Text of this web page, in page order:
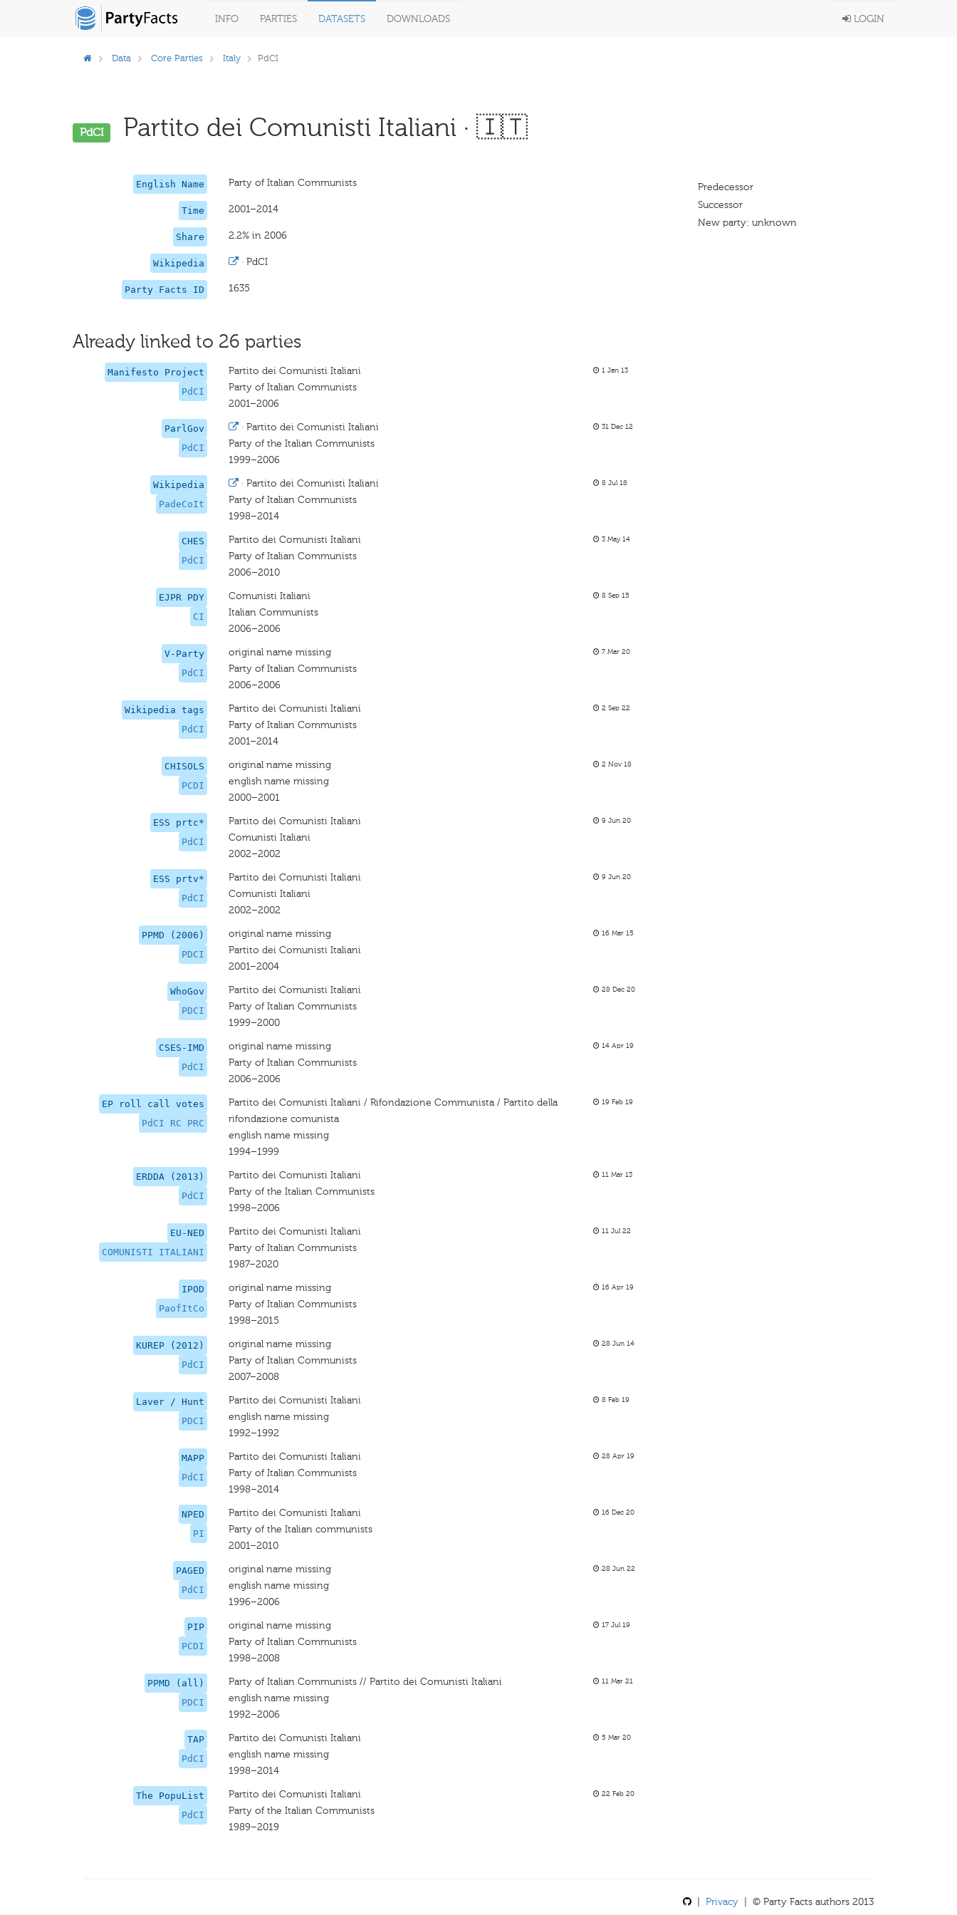
INFO PARTIES DATASETS DOWNLOADS LOGIN
Data Core Parties Italy PdCI
PdCI Partito dei Comunisti Italiani · 🇮🇹
English Name Party of Italian Communists
Time 2001–2014
Share 2.2% in 2006
Wikipedia ·PdCI
Party Facts ID 1635
Predecessor
Successor
New party: unknown
Already linked to 26 parties
Manifesto Project
PdCI
Partito dei Comunisti Italiani
Party of Italian Communists
2001–2006
1 Jan 13
ParlGov
PdCI
·Partito dei Comunisti Italiani
Party of the Italian Communists
1999–2006
31 Dec 12
Wikipedia
PadeCoIt
·Partito dei Comunisti Italiani
Party of Italian Communists
1998–2014
8 Jul 18
CHES
PdCI
Partito dei Comunisti Italiani
Party of Italian Communists
2006–2010
3 May 14
EJPR PDY
CI
Comunisti Italiani
Italian Communists
2006–2006
8 Sep 15
V-Party
PdCI
original name missing
Party of Italian Communists
2006–2006
7 Mar 20
Wikipedia tags
PdCI
Partito dei Comunisti Italiani
Party of Italian Communists
2001–2014
2 Sep 22
CHISOLS
PCDI
original name missing
english name missing
2000–2001
2 Nov 18
ESS prtc*
PdCI
Partito dei Comunisti Italiani
Comunisti Italiani
2002–2002
9 Jun 20
ESS prtv*
PdCI
Partito dei Comunisti Italiani
Comunisti Italiani
2002–2002
9 Jun 20
PPMD (2006)
PDCI
original name missing
Partito dei Comunisti Italiani
2001–2004
16 Mar 15
WhoGov
PDCI
Partito dei Comunisti Italiani
Party of Italian Communists
1999–2000
28 Dec 20
CSES-IMD
PdCI
original name missing
Party of Italian Communists
2006–2006
14 Apr 19
EP roll call votes
PdCI RC PRC
Partito dei Comunisti Italiani / Rifondazione Communista / Partito della
rifondazione comunista
english name missing
1994–1999
19 Feb 19
ERDDA (2013)
PdCI
Partito dei Comunisti Italiani
Party of the Italian Communists
1998–2006
11 Mar 13
EU-NED
COMUNISTI ITALIANI
Partito dei Comunisti Italiani
Party of Italian Communists
1987–2020
11 Jul 22
IPOD
PaofItCo
original name missing
Party of Italian Communists
1998–2015
16 Apr 19
KUREP (2012)
PdCI
original name missing
Party of Italian Communists
2007–2008
28 Jun 14
Laver / Hunt
PDCI
Partito dei Comunisti Italiani
english name missing
1992–1992
8 Feb 19
MAPP
PdCI
Partito dei Comunisti Italiani
Party of Italian Communists
1998–2014
28 Apr 19
NPED
PI
Partito dei Comunisti Italiani
Party of the Italian communists
2001–2010
16 Dec 20
PAGED
PdCI
original name missing
english name missing
1996–2006
28 Jun 22
PIP
PCDI
original name missing
Party of Italian Communists
1998–2008
17 Jul 19
PPMD (all)
PDCI
Party of Italian Communists // Partito dei Comunisti Italiani
english name missing
1992–2006
11 Mar 21
TAP
PdCI
Partito dei Comunisti Italiani
english name missing
1998–2014
5 Mar 20
The PopuList
PdCI
Partito dei Comunisti Italiani
Party of the Italian Communists
1989–2019
22 Feb 20
Privacy | © Party Facts authors 2013